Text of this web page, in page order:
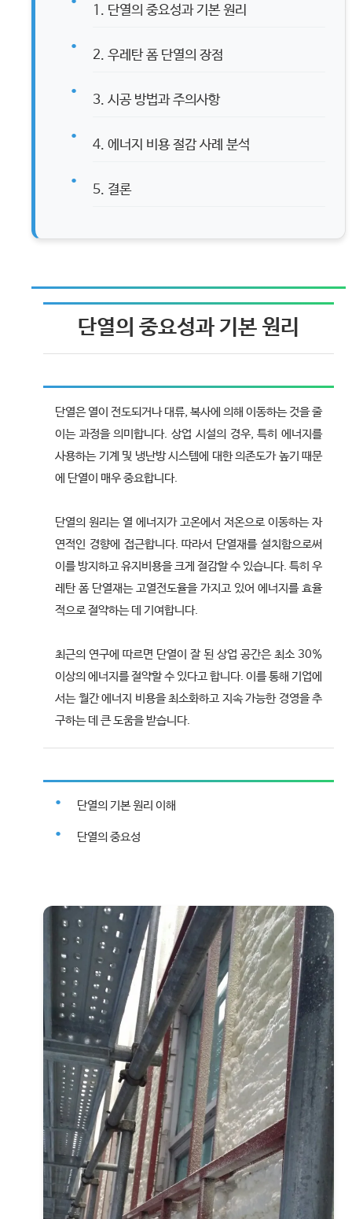
1. 단열의 중요성과 기본 원리
2. 우레탄 폼 단열의 장점
3. 시공 방법과 주의사항
4. 에너지 비용 절감 사례 분석
5. 결론
단열의 중요성과 기본 원리
단열은 열이 전도되거나 대류, 복사에 의해 이동하는 것을 줄
이는 과정을 의미합니다. 상업 시설의 경우, 특히 에너지를
사용하는 기계 및 냉난방 시스템에 대한 의존도가 높기 때문
에 단열이 매우 중요합니다.
단열의 원리는 열 에너지가 고온에서 저온으로 이동하는 자
연적인 경향에 접근합니다. 따라서 단열재를 설치함으로써
이를 방지하고 유지비용을 크게 절감할 수 있습니다. 특히 우
레탄 폼 단열재는 고열전도율을 가지고 있어 에너지를 효율
적으로 절약하는 데 기여합니다.
최근의 연구에 따르면 단열이 잘 된 상업 공간은 최소 30%
이상의 에너지를 절약할 수 있다고 합니다. 이를 통해 기업에
서는 월간 에너지 비용을 최소화하고 지속 가능한 경영을 추
구하는 데 큰 도움을 받습니다.
단열의 기본 원리 이해
단열의 중요성